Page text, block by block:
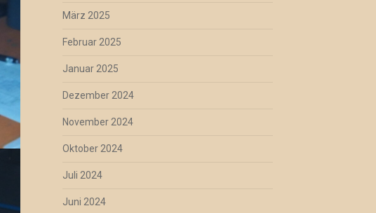
März 2025
Februar 2025
Januar 2025
Dezember 2024
November 2024
Oktober 2024
Juli 2024
Juni 2024